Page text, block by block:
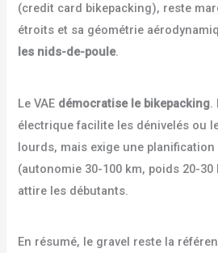
(credit card bikepacking), reste
étroits et sa géométrie
les nids-de-poule.
Le VAE démocratise le bikepacking.
électrique facilite les dénivelés ou
lourds, mais exige une
(autonomie 30-100 km, poids 20-
attire les débutants.
En résumé, le gravel reste la